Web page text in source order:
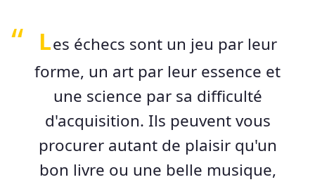
Les échecs sont un jeu par leur
forme, un art par leur essence et
une science par sa difficulté
d'acquisition. Ils peuvent vous
procurer autant de plaisir qu'un
bon livre ou une belle musique,